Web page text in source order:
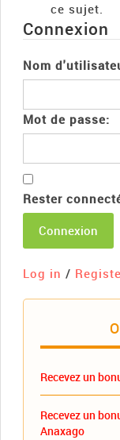
ce sujet.
Connexion
Nom
Mot de passe:
Rester
Connexion
Log in /
Recevez un
Recevez un
Anaxago